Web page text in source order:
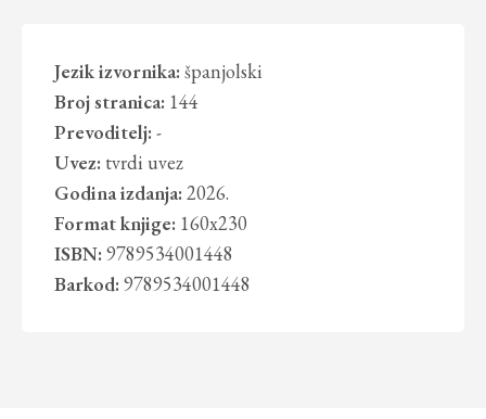
Jezik izvornika: španjolski
Broj stranica: 144
Prevoditelj: -
Uvez: tvrdi uvez
Godina izdanja: 2026.
Format knjige: 160x230
ISBN: 9789534001448
Barkod: 9789534001448